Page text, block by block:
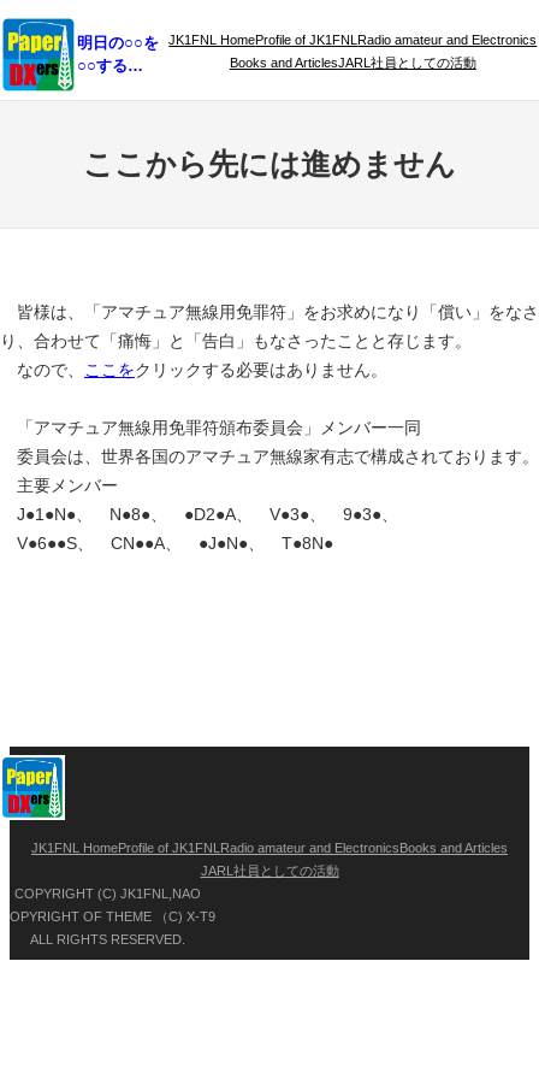
内
容
を
明日の○○を
○○する…
JK1FNL HomeProfile of JK1FNLRadio amateur and Electronics
Books and ArticlesJARL社員としての活動
ここから先には進めません
皆様は、「アマチュア無線用免罪符」をお求めになり「償い」をなさ
り、合わせて「痛悔」と「告白」もなさったことと存じます。
なので、
ここをクリックする必要はありません。
「アマチュア無線用免罪符頒布委員会」メンバー一同
委員会は、世界各国のアマチュア無線家有志で構成されております。
主要メンバー
J●1●N●、 N●8●、 ●D2●A、 V●3●、 9●3●、
V●6●●S、 CN●●A、 ●J●N●、 T●8N●
JK1FNL HomeProfile of JK1FNL Radio amateur and Electronics Books and Articles
JARL社員としての活動
COPYRIGHT (C) JK1FNL,NAO
COPYRIGHT OF THEME （C) X-T9
ALL RIGHTS RESERVED.